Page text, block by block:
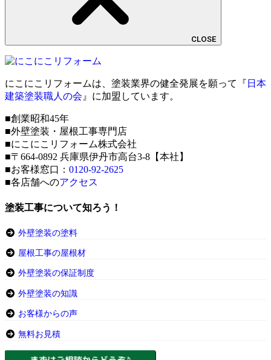
CLOSE
にこにこリフォームは、塗装業界の健全発展を願って『 日本
建築塗装職人の会 』に加盟しています。
■創業昭和45年
■外壁塗装・屋根工事専門店
■にこにこリフォーム株式会社
■〒664-0892 兵庫県伊丹市高台3-8【本社】
■お客様窓口： 0120-92-2625
■各店舗へのアクセス
塗装工事について知ろう！
外壁塗装の塗料
屋根工事の屋根材
外壁塗装の保証制度
外壁塗装の知識
お客様からの声
無料お見積